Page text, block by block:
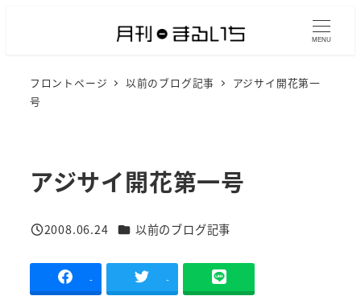
MENU
フロントページ 以前のブログ記事
アジサイ開花第一
号
アジサイ開花第一号
投稿日
2008.06.24 カテゴリー
以前のブログ記事
- -